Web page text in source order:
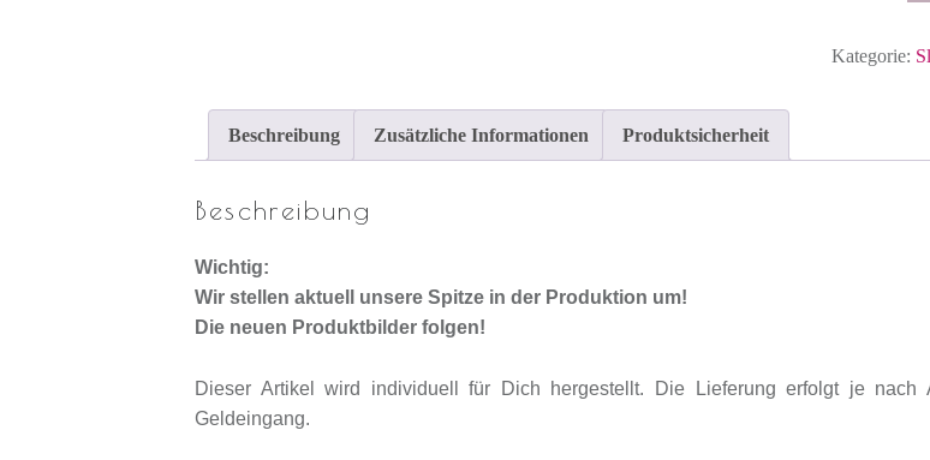
Kategorie:
Beschreibung Zusätzliche Informationen Produktsicherheit
Beschreibung
Wichtig:
Wir stellen aktuell unsere Spitze in der Produktion um!
Die neuen Produktbilder folgen!
Dieser Artikel wird individuell für Dich hergestellt. Die Lieferung erfolgt je
Geldeingang.